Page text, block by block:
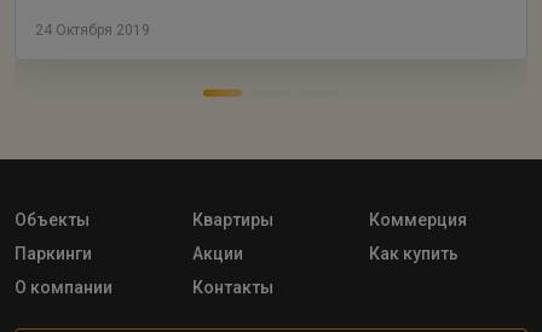
24 Октября 2019
Объекты Квартиры
Коммерция
Паркинги
Акции
Как купить
О компании
Контакты